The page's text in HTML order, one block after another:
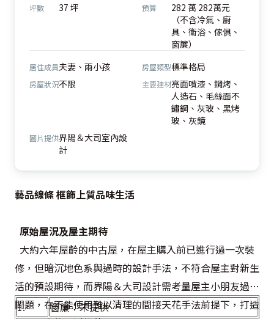
坪數 37 坪 預算
282 萬 282萬元
（不含冷氣、廚
具、衛浴、傢俱、
窗簾）
居住成員夫妻、兩小孩 房屋類型標準格局
房屋狀況不限 主要建材亮面噴漆、鋼烤、
人造石、毛絲面不
鏽鋼、灰玻、黑烤
玻、灰鏡
圖片提供界陽＆大司室內設
計
藝品線條 框飾上質品味生活
原始屋況及屋主期待
大約六年屋齡的中古屋，在屋主購入前已進行過一次裝
修，但暗沉地色系與過時的設計手法，不符合屋主對新生
活的預設期待，而界陽＆大司設計需考量屋主小朋友過敏
問題，在不能使用難以清理的間接天花手法前提下，打造
1.
窗簾：未提供